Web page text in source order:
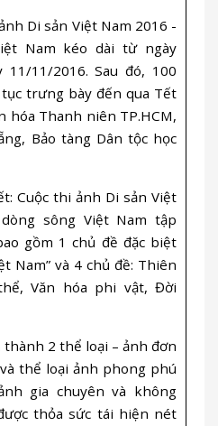
Di sản Việt Nam 2016 -
Nam kéo dài từ ngày
11/2016. Sau đó, 100
trưng bày đến qua Tết
hóa Thanh niên TP.HCM,
Bảo tàng Dân tộc học
Cuộc thi ảnh Di sản Việt
sông Việt Nam tập
gồm 1 chủ đề đặc biệt
Nam” và 4 chủ đề: Thiên
Văn hóa phi vật, Đời
2 thể loại – ảnh đơn
thể loại ảnh phong phú
gia chuyên và không
thỏa sức tái hiện nét